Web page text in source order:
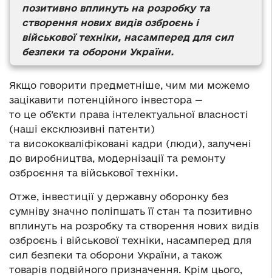
позитивно вплинуть на розробку та
створення нових видів озброєнь і
військової техніки, насамперед для сил
безпеки та оборони України.
Якщо говорити предметніше, чим ми можемо
зацікавити потенційного інвестора —
то це об’єкти права інтелектуальної власності
(наші ексклюзивні патенти)
та висококваліфіковані кадри (люди), залучені
до виробництва, модернізації та ремонту
озброєння та військової техніки.
Отже, інвестиції у державну оборонку без
сумніву значно поліпшать її стан та позитивно
вплинуть на розробку та створення нових видів
озброєнь і військової техніки, насамперед для
сил безпеки та оборони України, а також
товарів подвійного призначення. Крім цього,